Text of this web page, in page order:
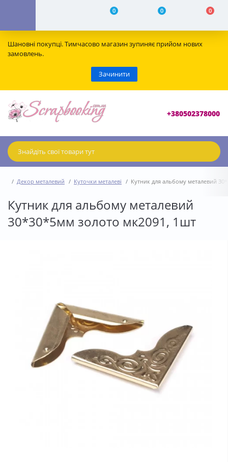
0 0 0
Шановні покупці. Тимчасово магазин зупиняє прийом нових
замовлень.
Зачинити
+380502378000
Декор металевий Куточки металеві Кутник для альбому металевий
Кутник для альбому металевий
30*30*5мм золото мк2091, 1шт